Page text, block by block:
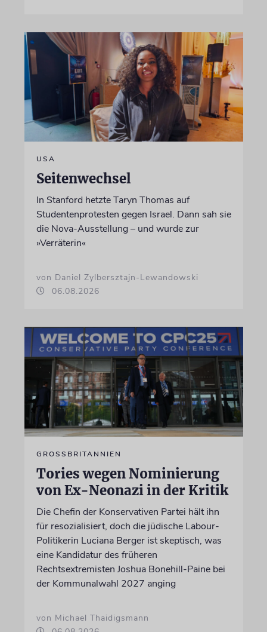
USA
Seitenwechsel
In Stanford hetzte Taryn Thomas auf
Studentenprotesten gegen Israel. Dann sah sie
die Nova-Ausstellung – und wurde zur
»Verräterin«
von Daniel Zylbersztajn-Lewandowski
06.08.2026
GROSSBRITANNIEN
Tories wegen Nominierung
von Ex-Neonazi in der Kritik
Die Chefin der Konservativen Partei hält ihn
für resozialisiert, doch die jüdische Labour-
Politikerin Luciana Berger ist skeptisch, was
eine Kandidatur des früheren
Rechtsextremisten Joshua Bonehill-Paine bei
der Kommunalwahl 2027 anging
von Michael Thaidigsmann